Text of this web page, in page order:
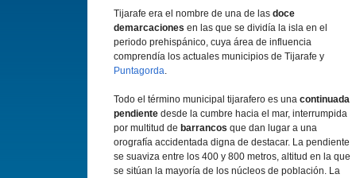
Tijarafe era el nombre de una de las doce
demarcaciones en las que se dividía la isla en el
periodo prehispánico, cuya área de influencia
comprendía los actuales municipios de Tijarafe y
Puntagorda.
Todo el término municipal tijarafero es una continuada
pendiente desde la cumbre hacia el mar, interrumpida
por multitud de barrancos que dan lugar a una
orografía accidentada digna de destacar. La pendiente
se suaviza entre los 400 y 800 metros, altitud en la que
se sitúan la mayoría de los núcleos de población. La